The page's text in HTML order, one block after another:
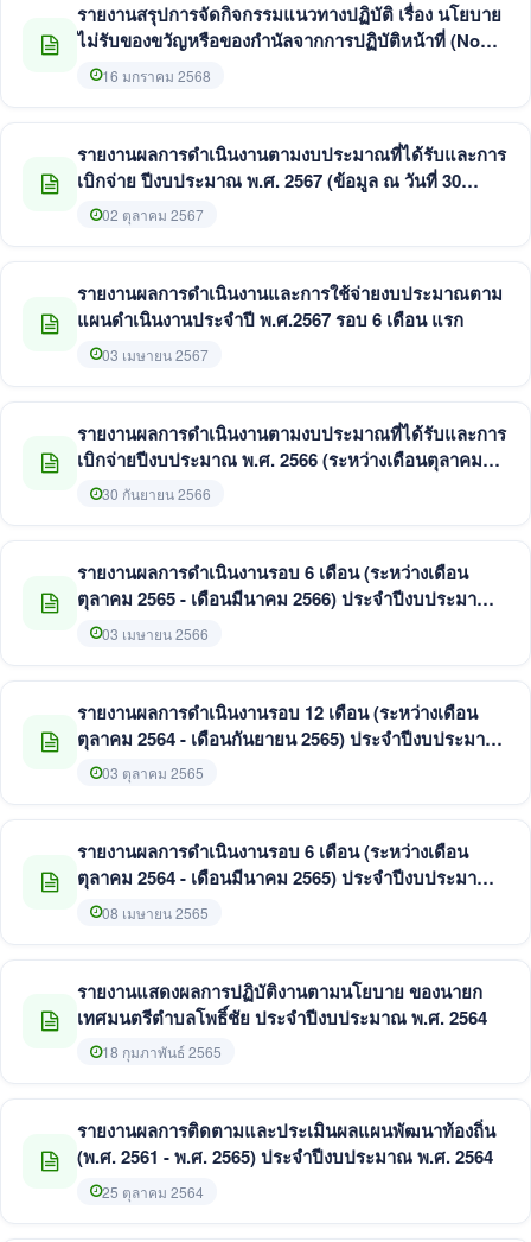
รายงานสรุปการจัดกิจกรรมแนวทางปฏิบัติ เรื่อง นโยบาย
ไม่รับของขวัญหรือของกำนัลจากการปฏิบัติหน้าที่ (No
Gift Policy) ประจำปีงบประมาณ พ.ศ. ๒๕๖๘ ของ
16 มกราคม 2568
รายงานผลการดำเนินงานตามงบประมาณที่ได้รับและการ
เบิกจ่าย ปีงบประมาณ พ.ศ. 2567 (ข้อมูล ณ วันที่ 30
กันยายน 2567)
02 ตุลาคม 2567
รายงานผลการดำเนินงานและการใช้จ่ายงบประมาณตาม
แผนดำเนินงานประจำปี พ.ศ.2567 รอบ 6 เดือน แรก
03 เมษายน 2567
รายงานผลการดำเนินงานตามงบประมาณที่ได้รับและการ
เบิกจ่ายปีงบประมาณ พ.ศ. 2566 (ระหว่างเดือนตุลาคม
2565 - กันยายน 2566)
30 กันยายน 2566
รายงานผลการดำเนินงานรอบ 6 เดือน (ระหว่างเดือน
ตุลาคม 2565 - เดือนมีนาคม 2566) ประจำปีงบประมาณ
พ.ศ. 2566
03 เมษายน 2566
รายงานผลการดำเนินงานรอบ 12 เดือน (ระหว่างเดือน
ตุลาคม 2564 - เดือนกันยายน 2565) ประจำปีงบประมาณ
พ.ศ. 2565
03 ตุลาคม 2565
รายงานผลการดำเนินงานรอบ 6 เดือน (ระหว่างเดือน
ตุลาคม 2564 - เดือนมีนาคม 2565) ประจำปีงบประมาณ
พ.ศ. 2565
08 เมษายน 2565
รายงานแสดงผลการปฏิบัติงานตามนโยบาย ของนายก
เทศมนตรีตำบลโพธิ์ชัย ประจำปีงบประมาณ พ.ศ. 2564
18 กุมภาพันธ์ 2565
รายงานผลการติดตามและประเมินผลแผนพัฒนาท้องถิ่น
(พ.ศ. 2561 - พ.ศ. 2565) ประจำปีงบประมาณ พ.ศ. 2564
25 ตุลาคม 2564